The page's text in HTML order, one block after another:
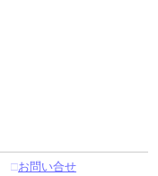
□お問い合せ